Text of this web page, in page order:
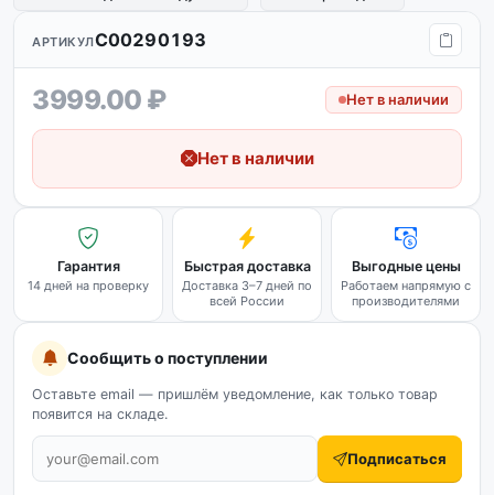
АРТИКУЛC00290193
3999.00 ₽ Нет в наличии
Нет в наличии
Гарантия
14 дней на проверку
Быстрая доставка
Доставка 3–7 дней по
всей России
Выгодные цены
Работаем напрямую с
производителями
Сообщить о поступлении
Оставьте email — пришлём уведомление, как только товар
появится на складе.
Подписаться